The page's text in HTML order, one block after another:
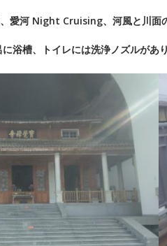
、愛河 Night Cruising、河風と川面
浴槽、トイレには洗浄ノズルがあ